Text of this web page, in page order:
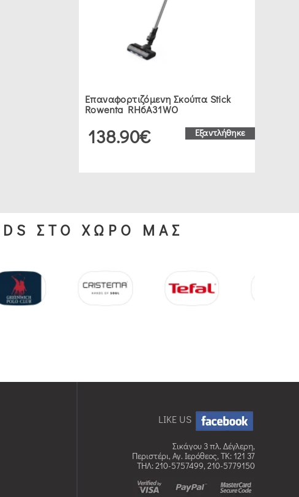
Επαναφορτιζόμενη Σκούπα Stick
Rowenta RH6A31WO
138.90€ Εξαντλήθηκε
ΣΤΟ ΧΩΡΟ ΜΑΣ
LIKE US
Σικάγου 3 πλ. Δέγλερη,
Περιστέρι, Αγ. Ιερόθεος, TK: 121 37
ΤΗΛ: 210-5757499, 210-5779150